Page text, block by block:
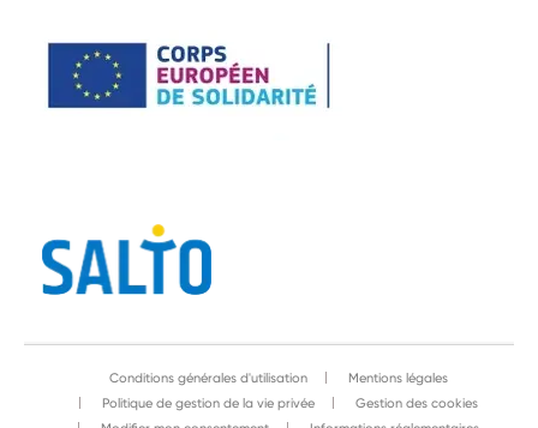
Conditions générales d'utilisation
Mentions légales
Politique de gestion de la vie privée
Gestion des cookies